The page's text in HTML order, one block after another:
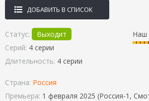
ДОБАВИТЬ В СПИСОК
Наш
Статус:
Выходит
Серий: 4 серии
Длительность: 4 серии
Страна: Россия
Премьера: 1 февраля 2025 (Россия-1,